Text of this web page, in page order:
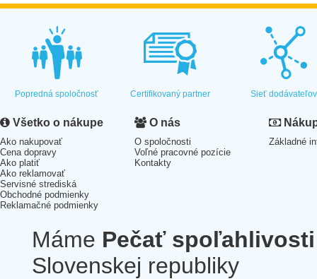
Popredná spoločnosť Certifikovaný partner Sieť dodávateľov
Všetko o nákupe
Ako nakupovať
Cena dopravy
Ako platiť
Ako reklamovať
Servisné strediská
Obchodné podmienky
Reklamačné podmienky
O nás
O spoločnosti
Voľné pracovné pozície
Kontakty
Základné
Máme Pečať spoľahlivosti
Slovenskej republiky